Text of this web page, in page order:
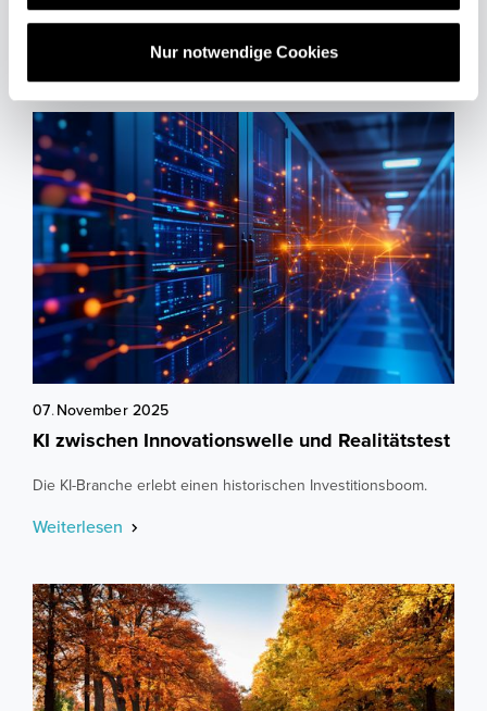
Nur notwendige Cookies
Aktuelle News & Artikel aus
unserem Blog
07.November 2025
KI zwischen Innovationswelle und Realitätstest
Die KI-Branche erlebt einen historischen Investitionsboom.
Weiterlesen